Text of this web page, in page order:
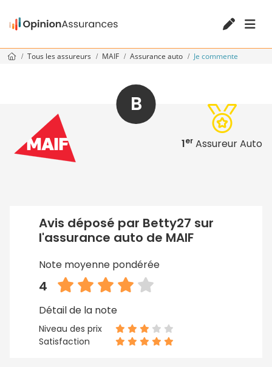
Tous les assureurs MAIF Assurance auto Je commente
B
Avis déposé par Betty27 sur
l'assurance auto de MAIF
Note moyenne pondérée
4
Détail de la note
Niveau des prix
Satisfaction
1er Assureur Auto